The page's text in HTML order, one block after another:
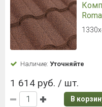
Наличие: Уточняйте
1 614 руб. / шт.
В